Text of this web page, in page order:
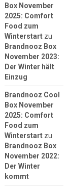
Box November
2025: Comfort
Food zum
Winterstartzu
Brandnooz Box
November 2023:
Der Winter hält
Einzug
Brandnooz Cool
Box November
2025: Comfort
Food zum
Winterstartzu
Brandnooz Box
November 2022:
Der Winter
kommt